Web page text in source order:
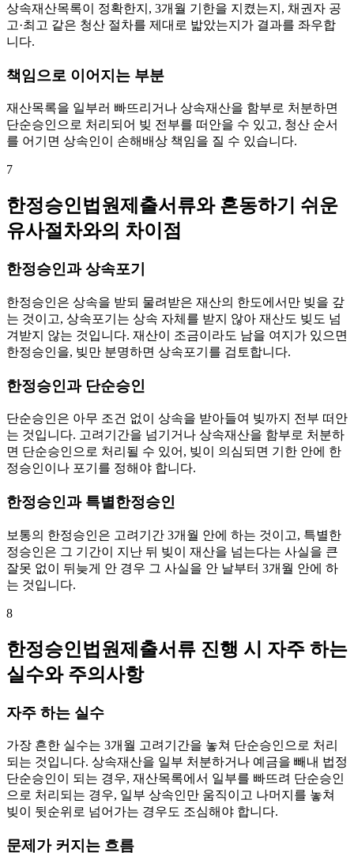
상속재산목록이 정확한지, 3개월 기한을 지켰는지, 채권자 공
고·최고 같은 청산 절차를 제대로 밟았는지가 결과를 좌우합
니다.
책임으로 이어지는 부분
재산목록을 일부러 빠뜨리거나 상속재산을 함부로 처분하면
단순승인으로 처리되어 빚 전부를 떠안을 수 있고, 청산 순서
를 어기면 상속인이 손해배상 책임을 질 수 있습니다.
7
한정승인법원제출서류와 혼동하기 쉬운
유사절차와의 차이점
한정승인과 상속포기
한정승인은 상속을 받되 물려받은 재산의 한도에서만 빚을 갚
는 것이고, 상속포기는 상속 자체를 받지 않아 재산도 빚도 넘
겨받지 않는 것입니다. 재산이 조금이라도 남을 여지가 있으면
한정승인을, 빚만 분명하면 상속포기를 검토합니다.
한정승인과 단순승인
단순승인은 아무 조건 없이 상속을 받아들여 빚까지 전부 떠안
는 것입니다. 고려기간을 넘기거나 상속재산을 함부로 처분하
면 단순승인으로 처리될 수 있어, 빚이 의심되면 기한 안에 한
정승인이나 포기를 정해야 합니다.
한정승인과 특별한정승인
보통의 한정승인은 고려기간 3개월 안에 하는 것이고, 특별한
정승인은 그 기간이 지난 뒤 빚이 재산을 넘는다는 사실을 큰
잘못 없이 뒤늦게 안 경우 그 사실을 안 날부터 3개월 안에 하
는 것입니다.
8
한정승인법원제출서류 진행 시 자주 하는
실수와 주의사항
자주 하는 실수
가장 흔한 실수는 3개월 고려기간을 놓쳐 단순승인으로 처리
되는 것입니다. 상속재산을 일부 처분하거나 예금을 빼내 법정
단순승인이 되는 경우, 재산목록에서 일부를 빠뜨려 단순승인
으로 처리되는 경우, 일부 상속인만 움직이고 나머지를 놓쳐
빚이 뒷순위로 넘어가는 경우도 조심해야 합니다.
문제가 커지는 흐름